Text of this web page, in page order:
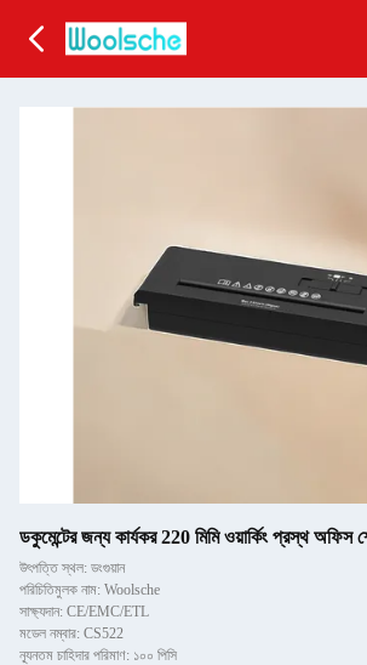
ডকুমেন্টের জন্য কার্যকর 220 মিমি ওয়ার্কিং প্রস্থ অফিস
উৎপত্তি স্থল: ডংগুয়ান
পরিচিতিমুলক নাম: Woolsche
সাক্ষ্যদান: CE/EMC/ETL
মডেল নম্বার: CS522
ন্যূনতম চাহিদার পরিমাণ: ১০০ পিসি